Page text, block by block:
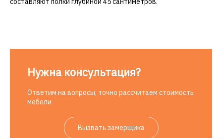
Нужна консультация?
Ответим на вопросы, точно рассчитаем стоимость
мебели
Вызвать замерщика